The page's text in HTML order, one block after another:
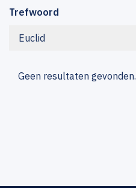
Trefwoord
Euclid
Geen resultaten gevonden.